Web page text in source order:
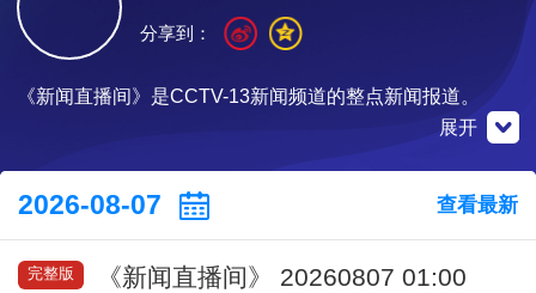
《新闻直播间》是CCTV-13新闻频道的整点新闻报道。
央视新闻 微信公众号
展开
分享到：
2026-08-07 查看最新
完整版 《新闻直播间》 20260807 01:00